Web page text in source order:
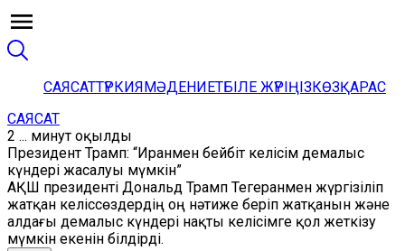
САЯСАТТҮРКИЯМӘДЕНИЕТБІЛЕ ЖҮРІҢІЗКӨЗҚАРАС
САЯСАТ
2 ... минут оқылды
Президент Трамп: “Иранмен бейбіт келісім демалыс
күндері жасалуы мүмкін”
АҚШ президенті Дональд Трамп Тегеранмен жүргізіліп
жатқан келіссөздердің оң нәтиже беріп жатқанын және
алдағы демалыс күндері нақты келісімге қол жеткізу
мүмкін екенін білдірді.